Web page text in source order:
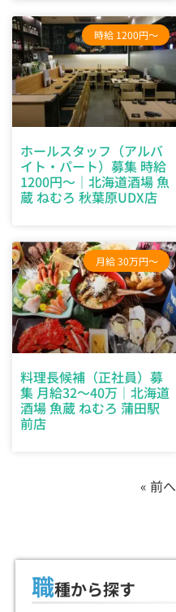
時給 1200円～
ホールスタッフ（アルバ
イト・パート）募集 時給
1200円～｜北海道酒場 魚
蔵 ねむろ 秋葉原UDX店
月給 30万円～
料理長候補（正社員）募
集 月給32～40万｜北海道
酒場 魚蔵 ねむろ 蒲田駅
前店
« 前へ
職種から探す